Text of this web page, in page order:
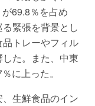
69.8％を占め
緊張を背景とし
トレーやフィル
た。また、中東
に上った。
生鮮食品のイン